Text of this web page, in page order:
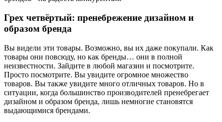
Грех четвёртый: пренебрежение дизайном и
образом бренда
Вы видели эти товары. Возможно, вы их даже покупали. Как
товары они повсюду, но как бренды… они в полной
неизвестности. Зайдите в любой магазин и посмотрите.
Просто посмотрите. Вы увидите огромное множество
товаров. Вы также увидите много отличных товаров. Но в
ситуации, когда большинство производителей пренебрегает
дизайном и образом бренда, лишь немногие становятся
выдающимися брендами.